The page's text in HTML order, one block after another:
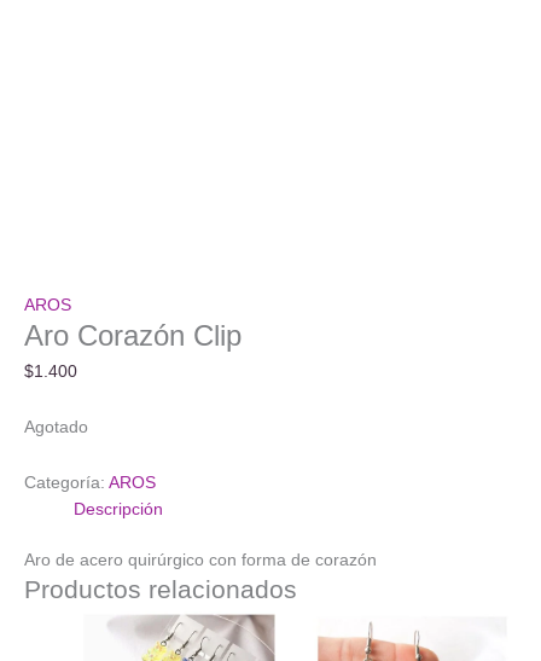
AROS
Aro Corazón Clip
$1.400
Agotado
Categoría: AROS
Descripción
Aro de acero quirúrgico con forma de corazón
Productos relacionados